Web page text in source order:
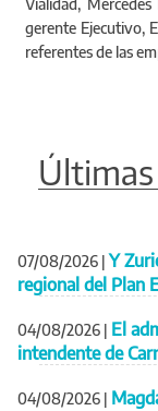
Vialidad,
gerente Ejecutivo,
referentes de las
07/08/2026 | Y
regional del Plan
04/08/2026 | El
intendente de
04/08/2026 |